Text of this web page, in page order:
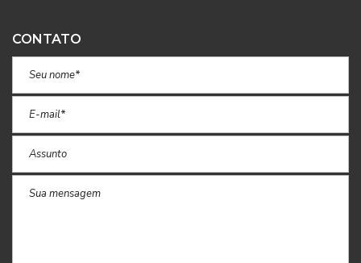
CONTATO